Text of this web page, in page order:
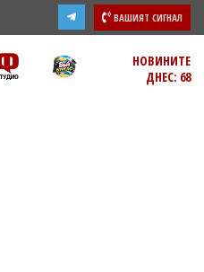
ВАШИЯТ СИГНАЛ
НОВИНИТЕ
ДНЕС: 68